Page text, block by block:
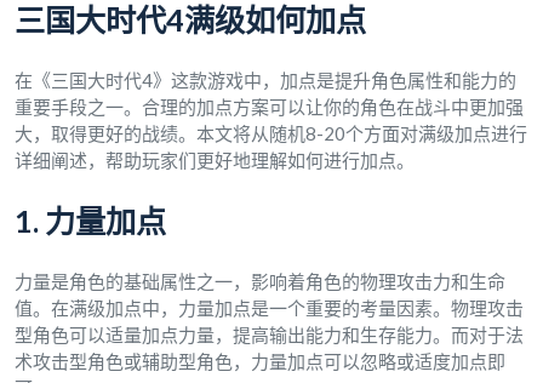
三国大时代4满级如何加点
在《三国大时代4》这款游戏中，加点是提升角色属性和能力的
重要手段之一。合理的加点方案可以让你的角色在战斗中更加强
大，取得更好的战绩。本文将从随机8-20个方面对满级加点进行
详细阐述，帮助玩家们更好地理解如何进行加点。
1. 力量加点
力量是角色的基础属性之一，影响着角色的物理攻击力和生命
值。在满级加点中，力量加点是一个重要的考量因素。物理攻击
型角色可以适量加点力量，提高输出能力和生存能力。而对于法
术攻击型角色或辅助型角色，力量加点可以忽略或适度加点即